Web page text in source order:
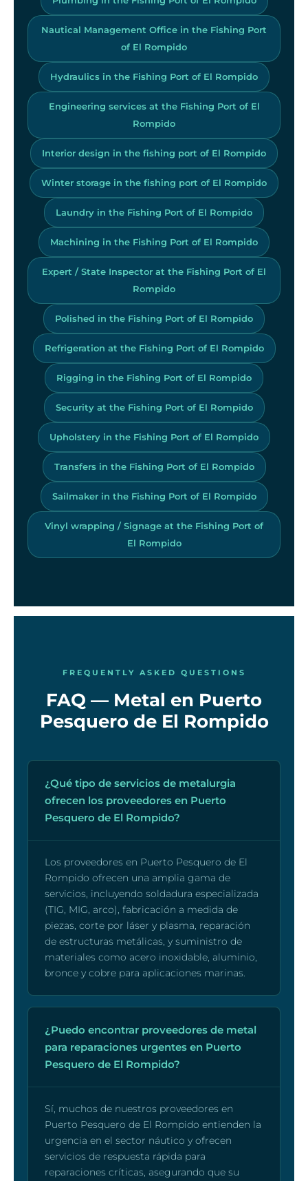
Nautical Management Office in the Fishing Port
of El Rompido
Hydraulics in the Fishing Port of El Rompido
Engineering services at the Fishing Port of El
Rompido
Interior design in the fishing port of El Rompido
Winter storage in the fishing port of El Rompido
Laundry in the Fishing Port of El Rompido
Machining in the Fishing Port of El Rompido
Expert / State Inspector at the Fishing Port of El
Rompido
Polished in the Fishing Port of El Rompido
Refrigeration at the Fishing Port of El Rompido
Rigging in the Fishing Port of El Rompido
Security at the Fishing Port of El Rompido
Upholstery in the Fishing Port of El Rompido
Transfers in the Fishing Port of El Rompido
Sailmaker in the Fishing Port of El Rompido
Vinyl wrapping / Signage at the Fishing Port of
El Rompido
FREQUENTLY ASKED QUESTIONS
FAQ — Metal en Puerto
Pesquero de El Rompido
¿Qué tipo de servicios de metalurgia
ofrecen los proveedores en Puerto
Pesquero de El Rompido?
Los proveedores en Puerto Pesquero de El
Rompido ofrecen una amplia gama de
servicios, incluyendo soldadura especializada
(TIG, MIG, arco), fabricación a medida de
piezas, corte por láser y plasma, reparación
de estructuras metálicas, y suministro de
materiales como acero inoxidable, aluminio,
bronce y cobre para aplicaciones marinas.
¿Puedo encontrar proveedores de metal
para reparaciones urgentes en Puerto
Pesquero de El Rompido?
Sí, muchos de nuestros proveedores en
Puerto Pesquero de El Rompido entienden la
urgencia en el sector náutico y ofrecen
servicios de respuesta rápida para
reparaciones críticas, asegurando que su